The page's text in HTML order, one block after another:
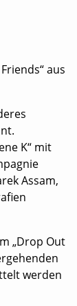
aus
K“ mit
Assam,
„Drop Out
werden